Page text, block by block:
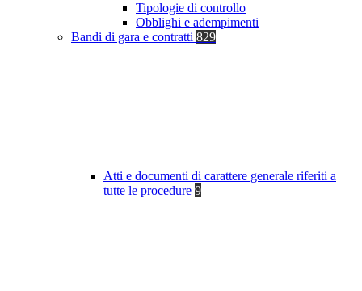
Tipologie di controllo
Obblighi e adempimenti
Bandi di gara e contratti 829
Atti e documenti di carattere generale riferiti a
tutte le procedure 9